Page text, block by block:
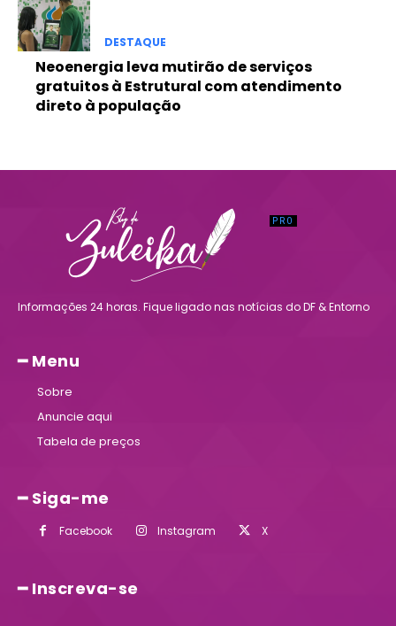
DESTAQUE
Neoenergia leva mutirão de serviços
gratuitos à Estrutural com atendimento
direto à população
Informações 24 horas. Fique ligado nas notícias do DF & Entorno
━ Menu
Sobre
Anuncie aqui
Tabela de preços
━ Siga-me
Facebook Instagram X
━ Inscreva-se